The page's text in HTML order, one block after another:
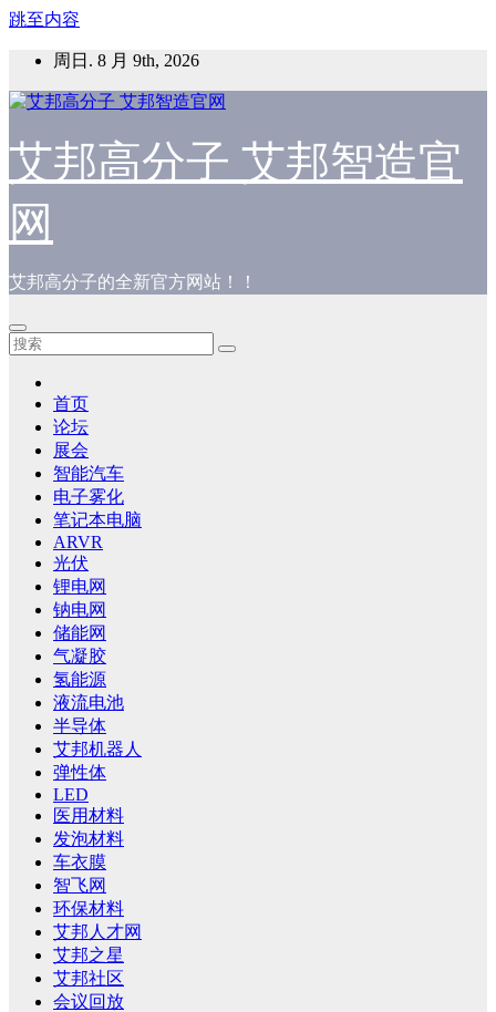
跳至内容
周日. 8 月 9th, 2026
艾邦高分子 艾邦智造官
网
艾邦高分子的全新官方网站！！
首页
论坛
展会
智能汽车
电子雾化
笔记本电脑
ARVR
光伏
锂电网
钠电网
储能网
气凝胶
氢能源
液流电池
半导体
艾邦机器人
弹性体
LED
医用材料
发泡材料
车衣膜
智飞网
环保材料
艾邦人才网
艾邦之星
艾邦社区
会议回放